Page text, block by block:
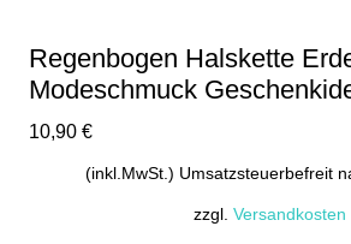
Regenbogen Halskette
Modeschmuck
10,90 €
(inkl.MwSt.) Umsatzsteuerbefreit
zzgl. Versandkosten